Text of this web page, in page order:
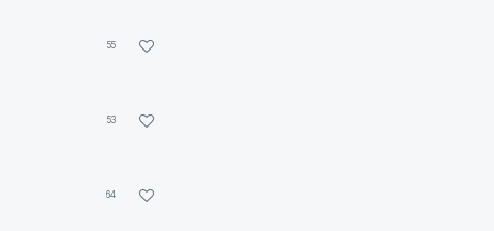
55
53
64